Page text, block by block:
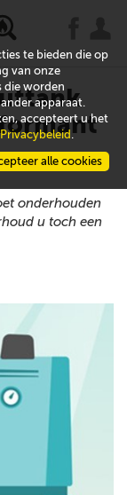
onderhouden
u toch een
te bieden die op
van onze
die worden
apparaat.
accepteert u het
Privacybeleid .
alle cookies